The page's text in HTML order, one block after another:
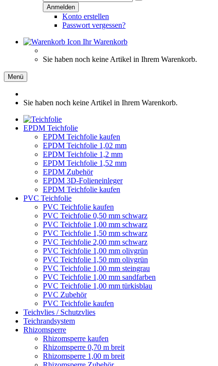
Konto erstellen
Passwort vergessen?
Ihr Warenkorb
Sie haben noch keine Artikel in Ihrem Warenkorb.
Menü
Sie haben noch keine Artikel in Ihrem Warenkorb.
EPDM Teichfolie
EPDM Teichfolie kaufen
EPDM Teichfolie 1,02 mm
EPDM Teichfolie 1,2 mm
EPDM Teichfolie 1,52 mm
EPDM Zubehör
EPDM 3D-Folieneinleger
EPDM Teichfolie kaufen
PVC Teichfolie
PVC Teichfolie kaufen
PVC Teichfolie 0,50 mm schwarz
PVC Teichfolie 1,00 mm schwarz
PVC Teichfolie 1,50 mm schwarz
PVC Teichfolie 2,00 mm schwarz
PVC Teichfolie 1,00 mm olivgrün
PVC Teichfolie 1,50 mm olivgrün
PVC Teichfolie 1,00 mm steingrau
PVC Teichfolie 1,00 mm sandfarben
PVC Teichfolie 1,00 mm türkisblau
PVC Zubehör
PVC Teichfolie kaufen
Teichvlies / Schutzvlies
Teichrandsystem
Rhizomsperre
Rhizomsperre kaufen
Rhizomsperre 0,70 m breit
Rhizomsperre 1,00 m breit